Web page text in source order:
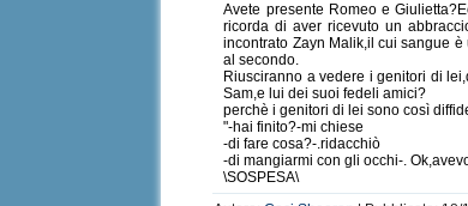
Avete presente Romeo e
ricorda di aver ricevuto un
incontrato Zayn Malik,il cui sangue
al secondo.
Riusciranno a vedere i genitori di
Sam,e lui dei suoi fedeli amici?
perchè i genitori di lei sono così
"-hai finito?-mi chiese
-di fare cosa?-.ridacchiò
-di mangiarmi con gli occhi-.
\SOSPESA\